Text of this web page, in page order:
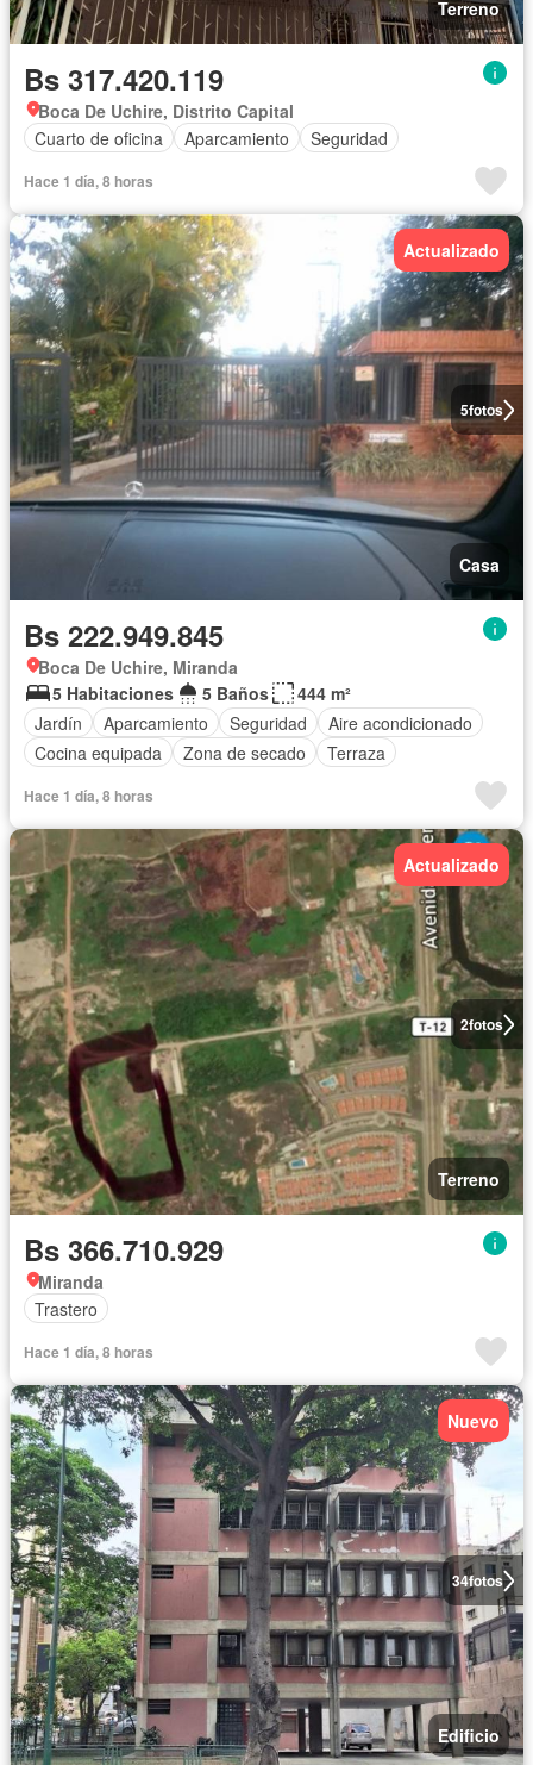
Terreno
Bs 317.420.119
Boca De Uchire, Distrito Capital
Cuarto de oficina
Aparcamiento Seguridad
Hace 1 día, 8 horas
5fotos
Actualizado
Casa
Bs 222.949.845
Boca De Uchire, Miranda
5 Habitaciones
5 Baños
444 m²
Jardín
Aparcamiento Seguridad
Aire acondicionado
Cocina equipada
Zona de secado Terraza
Hace 1 día, 8 horas
2fotos
Actualizado
Terreno
Bs 366.710.929
Miranda
Trastero
Hace 1 día, 8 horas
34fotos
Nuevo
Edificio